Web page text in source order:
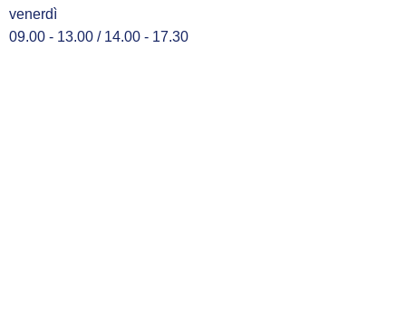
venerdì
09.00 - 13.00 / 14.00 - 17.30